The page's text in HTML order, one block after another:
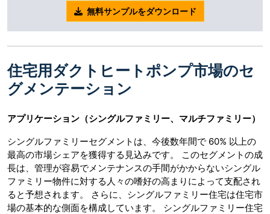
無料サンプルをダウンロード
住宅用ダクトヒートポンプ市場のセ
グメンテーション
アプリケーション（シングルファミリー、マルチファミリー）
シングルファミリーセグメントは、今後数年間で 60% 以上の
最高の市場シェアを獲得する見込みです。 このセグメントの成
長は、管理が容易でメンテナンスの手間がかからないシングル
ファミリー物件に対する人々の嗜好の高まりによって支配され
ると予想されます。 さらに、シングルファミリー住宅は住宅市
場の基本的な側面を構成しています。 シングルファミリー住宅